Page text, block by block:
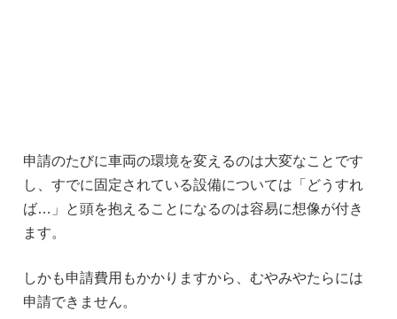
申請のたびに車両の環境を変えるのは大変なことです
し、すでに固定されている設備については「どうすれ
ば…」と頭を抱えることになるのは容易に想像が付き
ます。
しかも申請費用もかかりますから、むやみやたらには
申請できません。